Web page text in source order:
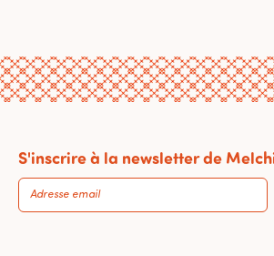
S'inscrire à la newsletter de